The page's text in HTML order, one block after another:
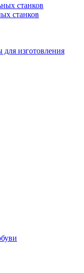
станков
станков
изготовления